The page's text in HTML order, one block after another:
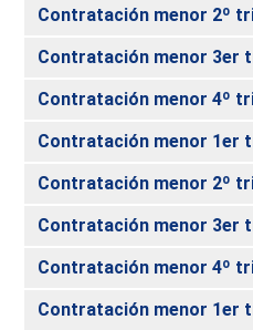
Contratación menor 2º
Contratación menor 3er
Contratación menor 4º
Contratación menor 1er
Contratación menor 2º
Contratación menor 3er
Contratación menor 4º
Contratación menor 1er